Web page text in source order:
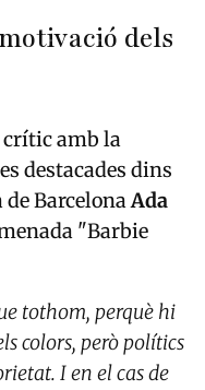
dels
crític amb la
destacades dins
de BarcelonaAda
"Barbie
tothom, perquè hi
colors, però polítics
I en el cas de